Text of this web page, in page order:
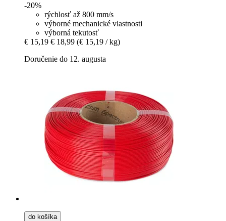
-20%
rýchlosť až 800 mm/s
výborné mechanické vlastnosti
výborná tekutosť
€ 15,19 € 18,99 (€ 15,19 / kg)
Doručenie do 12. augusta
do košíka